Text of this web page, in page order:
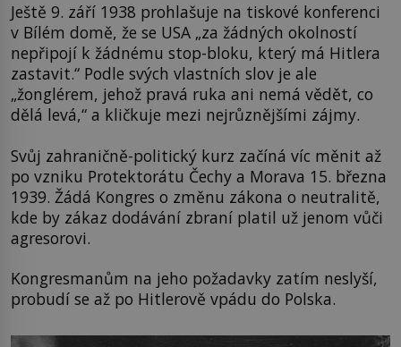
Ještě 9. září 1938 prohlašuje na tiskové konferenci
v Bílém domě, že se USA „za žádných okolností
nepřipojí k žádnému stop-bloku, který má Hitlera
zastavit.“ Podle svých vlastních slov je ale
„žonglérem, jehož pravá ruka ani nemá vědět, co
dělá levá,“ a kličkuje mezi nejrůznějšími zájmy.
Svůj zahraničně-politický kurz začíná víc měnit až
po vzniku Protektorátu Čechy a Morava 15. března
1939. Žádá Kongres o změnu zákona o neutralitě,
kde by zákaz dodávání zbraní platil už jenom vůči
agresorovi.
Kongresmanům na jeho požadavky zatím neslyší,
probudí se až po Hitlerově vpádu do Polska.